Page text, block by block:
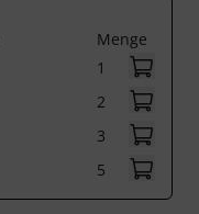
Menge
1
2
3
5